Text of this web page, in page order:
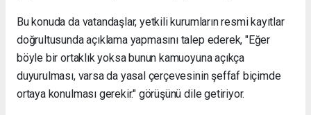
Bu konuda da vatandaşlar, yetkili kurumların resmi kayıtlar
doğrultusunda açıklama yapmasını talep ederek, "Eğer
böyle bir ortaklık yoksa bunun kamuoyuna açıkça
duyurulması, varsa da yasal çerçevesinin şeffaf biçimde
ortaya konulması gerekir." görüşünü dile getiriyor.